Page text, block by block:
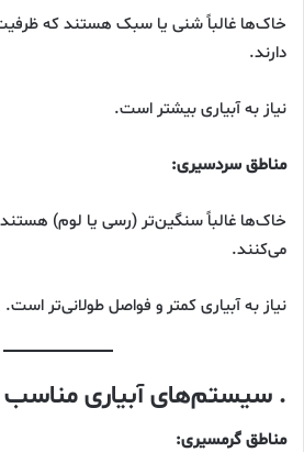
خاک‌ها غالباً شنی یا سبک هستند که
دارند.
نیاز به آبیاری بیشتر است.
مناطق سردسیری:
خاک‌ها غالباً سنگین‌تر (رسی یا لوم) هستند
می‌کنند.
نیاز به آبیاری کمتر و فواصل طولانی‌تر است.
. سیستم‌های آبیاری مناسب
مناطق گرمسیری: